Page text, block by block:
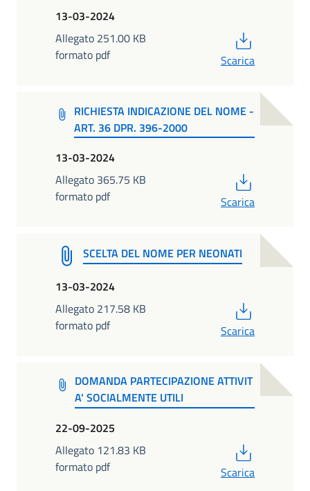
13-03-2024
Allegato 251.00 KB
formato pdf
Scarica
RICHIESTA INDICAZIONE DEL NOME -
ART. 36 DPR. 396-2000
13-03-2024
Allegato 365.75 KB
formato pdf
Scarica
SCELTA DEL NOME PER NEONATI
13-03-2024
Allegato 217.58 KB
formato pdf
Scarica
DOMANDA PARTECIPAZIONE ATTIVIT
A' SOCIALMENTE UTILI
22-09-2025
Allegato 121.83 KB
formato pdf
Scarica